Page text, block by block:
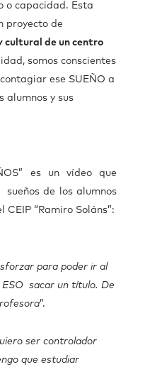
o capacidad. Esta
proyecto de
cultural de un centro
somos conscientes
ese SUEÑO a
alumnos y sus
es un vídeo que
sueños de los alumnos
CEIP “Ramiro Soláns”:
para poder ir al
ESO sacar un título. De
”.
ser controlador
que estudiar